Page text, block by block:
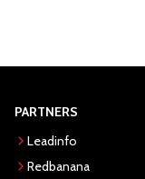
PARTNERS
Leadinfo
Redbanana